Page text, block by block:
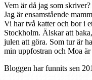
Vem är då jag som
Jag är ensamstående
Vi har två katter och bor i
Stockholm. Älskar att
julen att göra. Som tur är
min uppfostran och Moa
Bloggen har funnits sen